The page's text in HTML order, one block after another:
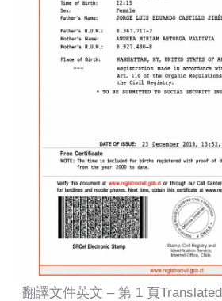
翻譯文件英文 – 第 1 頁